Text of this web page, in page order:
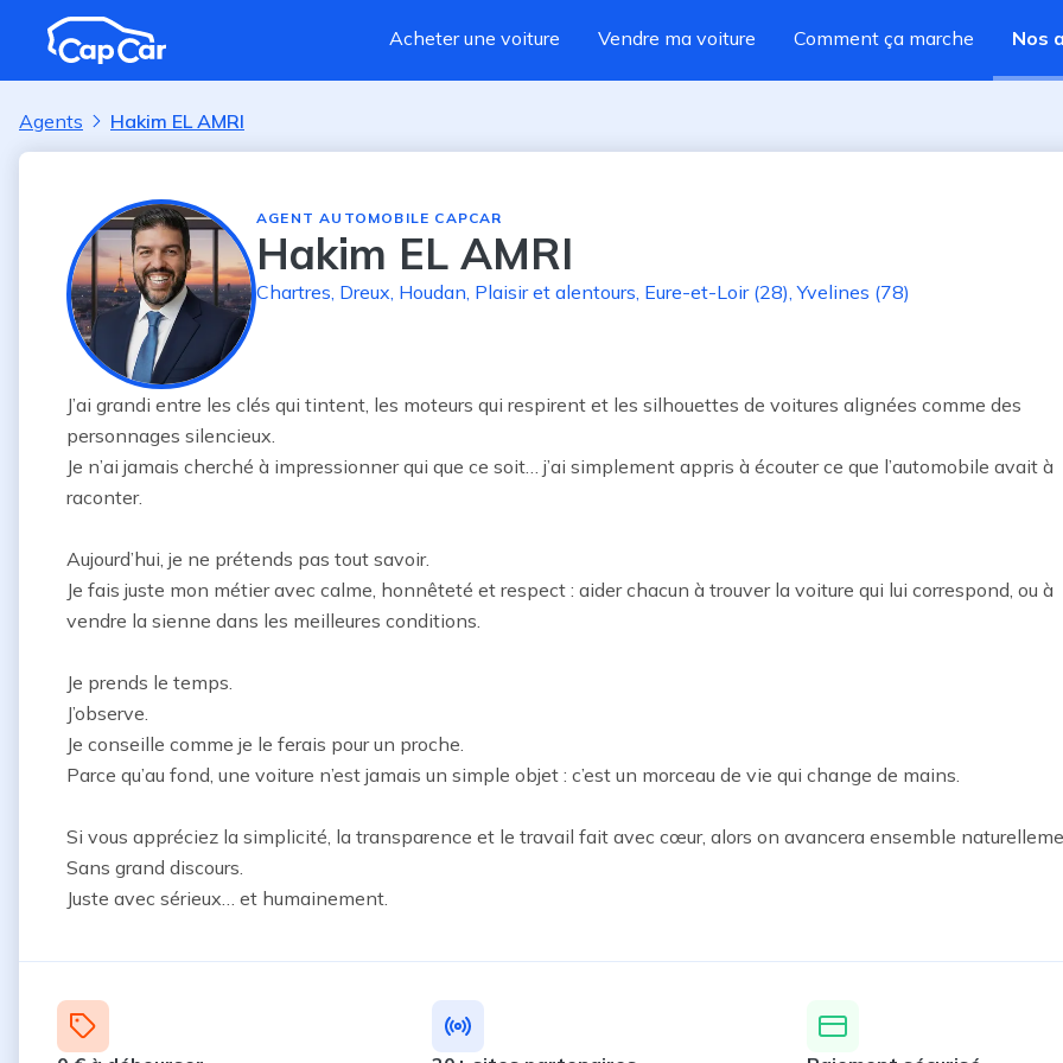
Aller au contenu principal
Acheter une voiture
Vendre ma voiture Comment ça marche Nos
Agents Hakim EL AMRI
AGENT AUTOMOBILE CAPCAR
Hakim EL AMRI
Chartres, Dreux, Houdan, Plaisiret alentours, Eure-et-Loir (28),Yvelines (78)
J’ai grandi entre les clés qui tintent, les moteurs qui respirent et les silhouettes de voitures alignées comme des
personnages silencieux.
Je n’ai jamais cherché à impressionner qui que ce soit… j’ai simplement appris à écouter ce que l’automobile avait à
raconter.
Aujourd’hui, je ne prétends pas tout savoir.
Je fais juste mon métier avec calme, honnêteté et respect : aider chacun à trouver la voiture qui lui correspond, ou à
vendre la sienne dans les meilleures conditions.
Je prends le temps.
J’observe.
Je conseille comme je le ferais pour un proche.
Parce qu’au fond, une voiture n’est jamais un simple objet : c’est un morceau de vie qui change de mains.
Si vous appréciez la simplicité, la transparence et le travail fait avec cœur, alors on avancera ensemble
Sans grand discours.
Juste avec sérieux… et humainement.